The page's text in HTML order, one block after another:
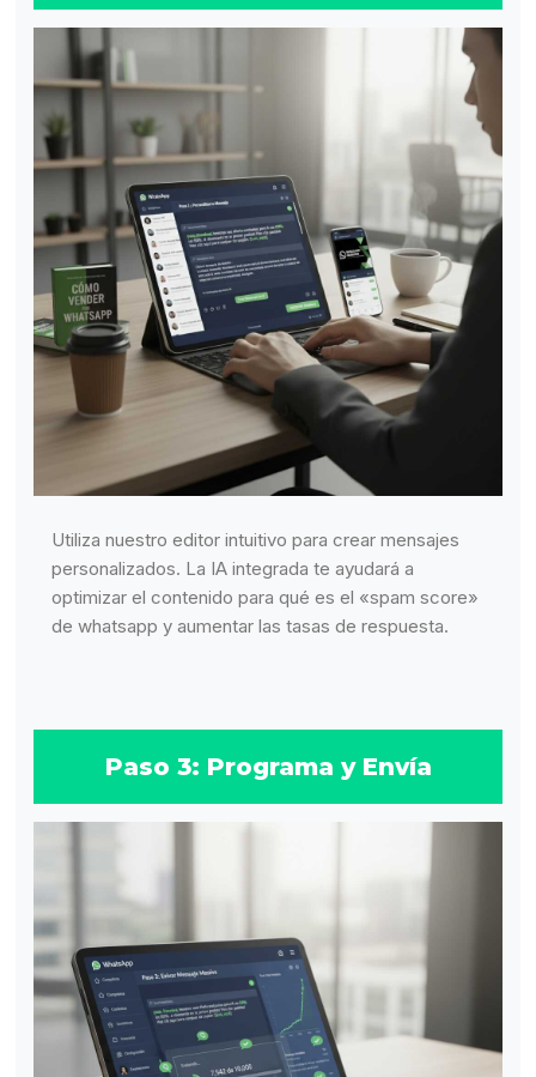
Utiliza nuestro editor intuitivo para crear mensajes
personalizados. La IA integrada te ayudará a
optimizar el contenido para qué es el «spam score»
de whatsapp y aumentar las tasas de respuesta.
Paso 3: Programa y Envía